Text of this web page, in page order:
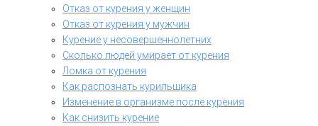
Отказ от курения у женщин
Отказ от курения у мужчин
Курение у несовершеннолетних
Сколько людей умирает от курения
Ломка от курения
Как распознать курильщика
Изменение в организме после курения
Как снизить курение